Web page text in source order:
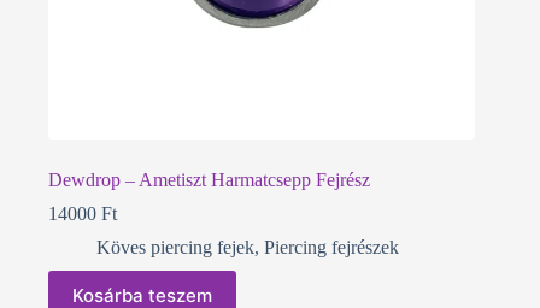
Dewdrop – Ametiszt Harmatcsepp Fejrész
14000 Ft
Köves piercing fejek, Piercing fejrészek
Kosárba teszem